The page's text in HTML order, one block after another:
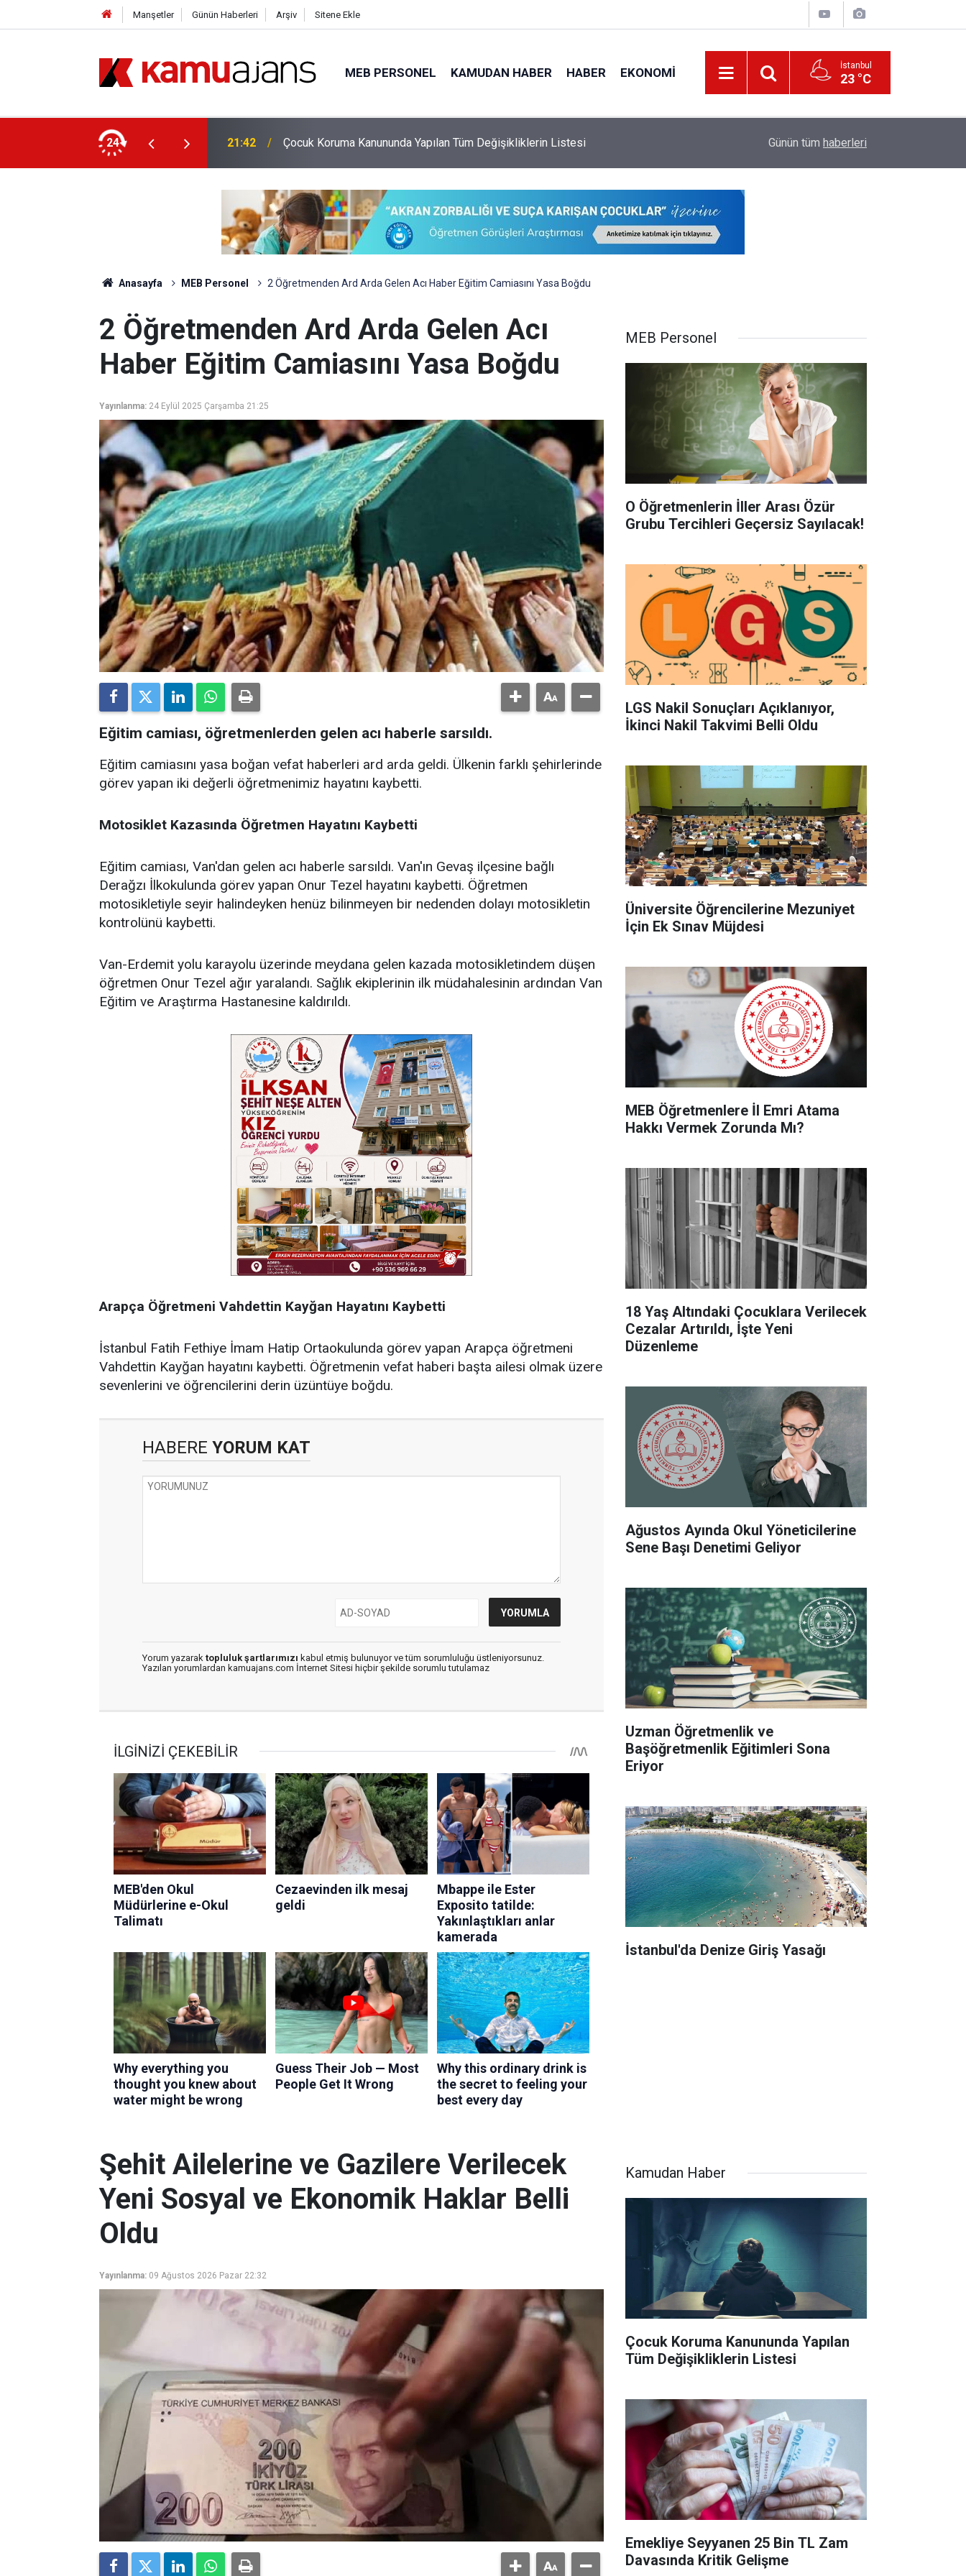
Manşetler Günün Haberleri Arşiv Sitene Ekle
MEB PERSONEL KAMUDAN HABER HABER EKONOMI İstanbul
23 °C
24
Yeni Sosyal ve Ekonomik Haklar Belli
21:42 Çocuk Koruma Kanununda Yapılan Tüm Değişikliklerin Listesi Emekliye Seyyanen 25 Bin TL Zam Davasında
Günün tüm haberleri
Anasayfa MEB Personel 2 Öğretmenden Ard Arda Gelen Acı Haber Eğitim Camiasını Yasa Boğdu
2 Öğretmenden Ard Arda Gelen Acı
Haber Eğitim Camiasını Yasa Boğdu
Yayınlanma: 24 Eylül 2025 Çarşamba 21:25
Eğitim camiası, öğretmenlerden gelen acı haberle sarsıldı.
Eğitim camiasını yasa boğan vefat haberleri ard arda geldi. Ülkenin farklı şehirlerinde
görev yapan iki değerli öğretmenimiz hayatını kaybetti.
Motosiklet Kazasında Öğretmen Hayatını Kaybetti
Eğitim camiası, Van'dan gelen acı haberle sarsıldı. Van'ın Gevaş ilçesine bağlı
Derağzı İlkokulunda görev yapan Onur Tezel hayatını kaybetti. Öğretmen
motosikletiyle seyir halindeyken henüz bilinmeyen bir nedenden dolayı motosikletin
kontrolünü kaybetti.
Van-Erdemit yolu karayolu üzerinde meydana gelen kazada motosikletindem düşen
öğretmen Onur Tezel ağır yaralandı. Sağlık ekiplerinin ilk müdahalesinin ardından Van
Eğitim ve Araştırma Hastanesine kaldırıldı.
Arapça Öğretmeni Vahdettin Kayğan Hayatını Kaybetti
İstanbul Fatih Fethiye İmam Hatip Ortaokulunda görev yapan Arapça öğretmeni
Vahdettin Kayğan hayatını kaybetti. Öğretmenin vefat haberi başta ailesi olmak üzere
sevenlerini ve öğrencilerini derin üzüntüye boğdu.
HABERE YORUM KAT
Yorum yazarak topluluk şartlarımızı kabul etmiş bulunuyor ve tüm sorumluluğu üstleniyorsunuz.
Yazılan yorumlardan kamuajans.com İnternet Sitesi hiçbir şekilde sorumlu tutulamaz
MEB Personel
O Öğretmenlerin İller Arası Özür
Grubu Tercihleri Geçersiz Sayılacak!
LGS Nakil Sonuçları Açıklanıyor,
İkinci Nakil Takvimi Belli Oldu
Üniversite Öğrencilerine Mezuniyet
İçin Ek Sınav Müjdesi
MEB Öğretmenlere İl Emri Atama
Hakkı Vermek Zorunda Mı?
18 Yaş Altındaki Çocuklara Verilecek
Cezalar Artırıldı, İşte Yeni
Düzenleme
Ağustos Ayında Okul Yöneticilerine
Sene Başı Denetimi Geliyor
Uzman Öğretmenlik ve
Başöğretmenlik Eğitimleri Sona
Eriyor
İstanbul'da Denize Giriş Yasağı
Şehit Ailelerine ve Gazilere Verilecek
Yeni Sosyal ve Ekonomik Haklar Belli
Oldu
Yayınlanma: 09 Ağustos 2026 Pazar 22:32
Kamudan Haber
Çocuk Koruma Kanununda Yapılan
Tüm Değişikliklerin Listesi
Emekliye Seyyanen 25 Bin TL Zam
Davasında Kritik Gelişme